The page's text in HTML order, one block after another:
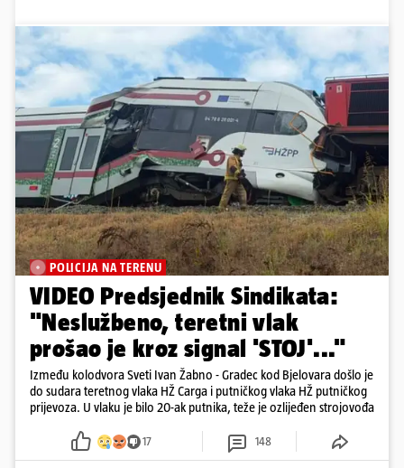
POLICIJA NA TERENU
VIDEO Predsjednik Sindikata:
"Neslužbeno, teretni vlak
prošao je kroz signal 'STOJ'..."
Između kolodvora Sveti Ivan Žabno - Gradec kod Bjelovara došlo je
do sudara teretnog vlaka HŽ Carga i putničkog vlaka HŽ putničkog
prijevoza. U vlaku je bilo 20-ak putnika, teže je ozlijeđen strojovođa
17 148